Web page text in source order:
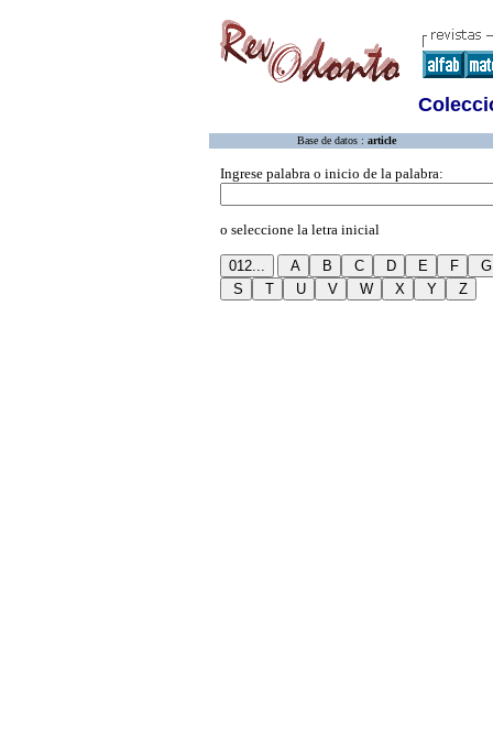
Base de datos : article
Ingrese palabra o inicio de la palabra:
o seleccione la letra inicial